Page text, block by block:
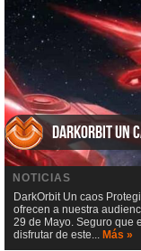
DarkOrbit Un
NOTICIAS
DarkOrbit Un caos
ofrecen a nuestra
29 de Mayo. Seguro que
disfrutar de este... Más »